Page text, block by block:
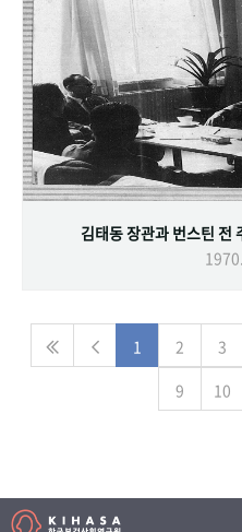
김태동 장관과 번스틴 전
1 2 3
9
10